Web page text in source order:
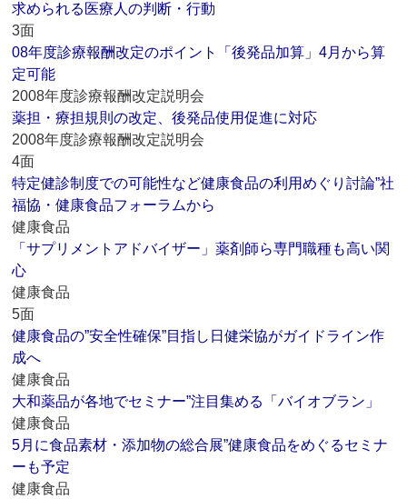
求められる医療人の判断・行動
3面
08年度診療報酬改定のポイント「後発品加算」4月から算
定可能
2008年度診療報酬改定説明会
薬担・療担規則の改定、後発品使用促進に対応
2008年度診療報酬改定説明会
4面
特定健診制度での可能性など健康食品の利用めぐり討論”社
福協・健康食品フォーラムから
健康食品
「サプリメントアドバイザー」薬剤師ら専門職種も高い関
心
健康食品
5面
健康食品の”安全性確保”目指し日健栄協がガイドライン作
成へ
健康食品
大和薬品が各地でセミナー”注目集める「バイオブラン」
健康食品
5月に食品素材・添加物の総合展”健康食品をめぐるセミナ
ーも予定
健康食品